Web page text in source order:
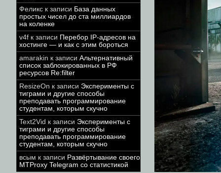
Феликс к записи База данных
простых чисел до ста миллиардов
на коленке
v4f к записи Перебор IP-адресов на
хостинге — и как с этим бороться
amarakin к записи Альтернативный
список заблокированных в РФ
ресурсов Re:filter
ResizeOn к записи Эксперименты с
тиграми и другие способы
преподавать программирование
студентам, которым скучно
Text2Vid к записи Эксперименты с
тиграми и другие способы
преподавать программирование
студентам, которым скучно
всым к записи Развёртывание своего
MTProxy Telegram со статистикой